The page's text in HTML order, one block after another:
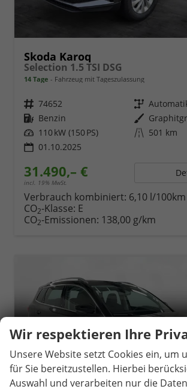
Skoda Karoq
Selection 1.5 TSI DSG
14 Tage Fahrzeug mit Tageszulassung
Fahrzeugnr. 74652 Getriebe
Kraftstoff Benzin Außenfarbe
Leistung 110 kW (150 PS) Kilometerstand 501 km
01.10.2025
31.490,– €
incl. 19% MwSt.
Verbrauch kombiniert: 6,10 l/100km
CO2-Klasse: E
CO2-Emissionen: 138,00 g/km
Wir respektieren Ihre
Unsere Website setzt Cookies ein, um
für Sie bereitzustellen. Hierbei
Auswahl und verarbeiten nur die